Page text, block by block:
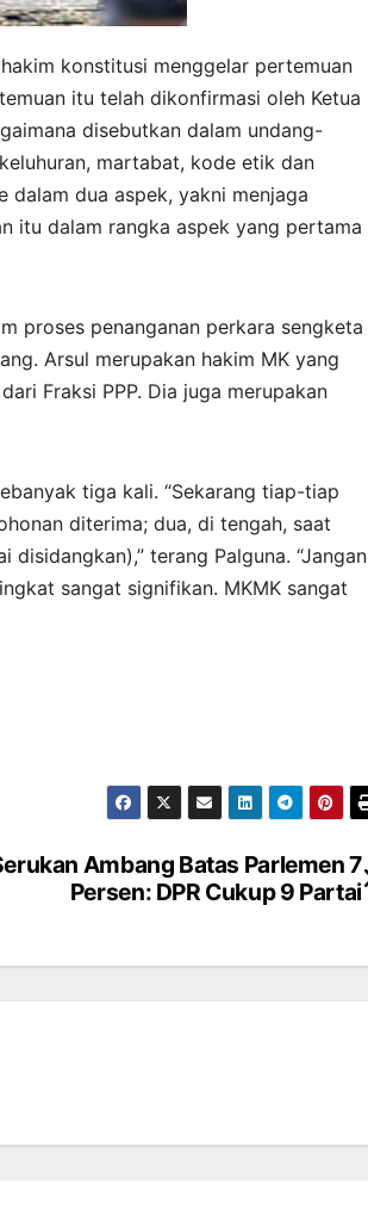
konstitusi menggelar pertemuan
itu telah dikonfirmasi oleh Ketua
disebutkan dalam undang-
martabat, kode etik dan
dalam dua aspek, yakni menjaga
itu dalam rangka aspek yang pertama
proses penanganan perkara sengketa
Arsul merupakan hakim MK yang
Fraksi PPP. Dia juga merupakan
tiga kali. “Sekarang tiap-tiap
diterima; dua, di tengah, saat
terang Palguna. “Jangan
sangat signifikan. MKMK sangat
Ambang Batas Parlemen 7
Persen: DPR Cukup 9 Partai